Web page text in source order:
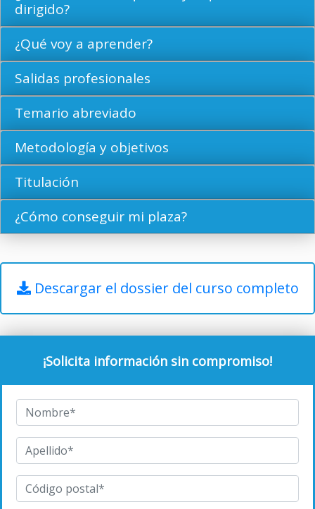
dirigido?
¿Qué voy a aprender?
Salidas profesionales
Temario abreviado
Metodología y objetivos
Titulación
¿Cómo conseguir mi plaza?
Descargar el dossier del curso completo
¡Solicita información sin compromiso!